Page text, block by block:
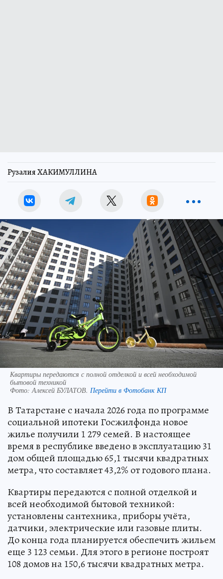
Рузалия ХАКИМУЛЛИНА
Квартиры передаются с полной отделкой и всей необходимой
бытовой техникой
Фото:Алексей БУЛАТОВ. Перейти в Фотобанк КП
В Татарстане с начала 2026 года по программе
социальной ипотеки Госжилфонда новое
жилье получили 1 279 семей. В настоящее
время в республике введено в эксплуатацию 31
дом общей площадью 65,1 тысячи квадратных
метра, что составляет 43,2% от годового плана.
Квартиры передаются с полной отделкой и
всей необходимой бытовой техникой:
установлены сантехника, приборы учёта,
датчики, электрические или газовые плиты.
До конца года планируется обеспечить жильем
еще 3 123 семьи. Для этого в регионе построят
108 домов на 150,6 тысячи квадратных метра.